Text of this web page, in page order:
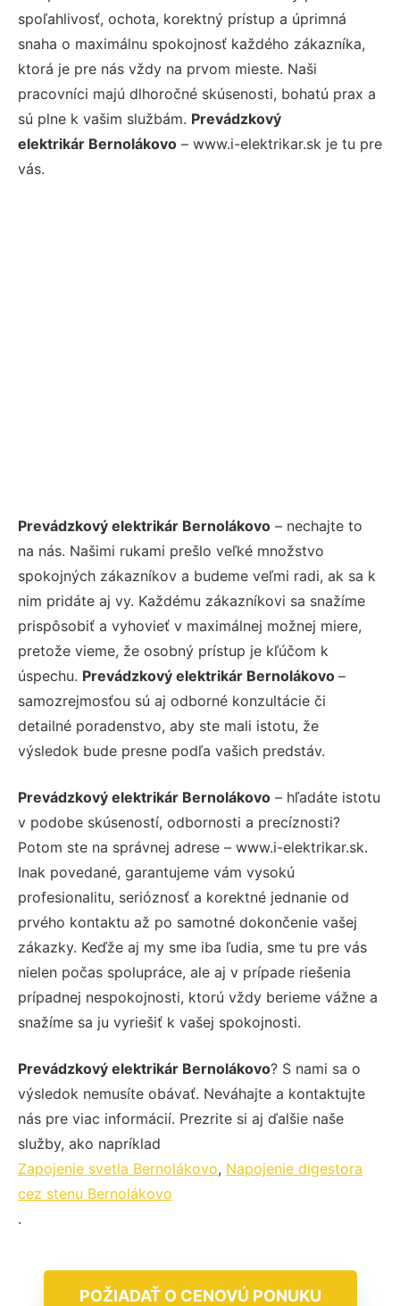
spoľahlivosť, ochota, korektný prístup a úprimná
snaha o maximálnu spokojnosť každého zákazníka,
ktorá je pre nás vždy na prvom mieste. Naši
pracovníci majú dlhoročné skúsenosti, bohatú prax a
sú plne k vašim službám. Prevádzkový
elektrikár Bernolákovo – www.i-elektrikar.sk je tu pre
vás.
Prevádzkový elektrikár Bernolákovo – nechajte to
na nás. Našimi rukami prešlo veľké množstvo
spokojných zákazníkov a budeme veľmi radi, ak sa k
nim pridáte aj vy. Každému zákazníkovi sa snažíme
prispôsobiť a vyhovieť v maximálnej možnej miere,
pretože vieme, že osobný prístup je kľúčom k
úspechu. Prevádzkový elektrikár Bernolákovo –
samozrejmosťou sú aj odborné konzultácie či
detailné poradenstvo, aby ste mali istotu, že
výsledok bude presne podľa vašich predstáv.
Prevádzkový elektrikár Bernolákovo – hľadáte istotu
v podobe skúseností, odbornosti a precíznosti?
Potom ste na správnej adrese – www.i-elektrikar.sk.
Inak povedané, garantujeme vám vysokú
profesionalitu, serióznosť a korektné jednanie od
prvého kontaktu až po samotné dokončenie vašej
zákazky. Keďže aj my sme iba ľudia, sme tu pre vás
nielen počas spolupráce, ale aj v prípade riešenia
prípadnej nespokojnosti, ktorú vždy berieme vážne a
snažíme sa ju vyriešiť k vašej spokojnosti.
Prevádzkový elektrikár Bernolákovo? S nami sa o
výsledok nemusíte obávať. Neváhajte a kontaktujte
nás pre viac informácií. Prezrite si aj ďalšie naše
služby, ako napríklad
Zapojenie svetla Bernolákovo, Napojenie digestora
cez stenu Bernolákovo
.
POŽIADAŤ O CENOVÚ PONUKU